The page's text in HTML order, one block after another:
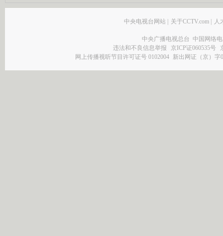
中央电视台网站 关于CCTV.com 人
中央广播电视总台 中国网络
违法和不良信息举报
京ICP证060535号
网上传播视听节目许可证号 0102004 新出网证（京）